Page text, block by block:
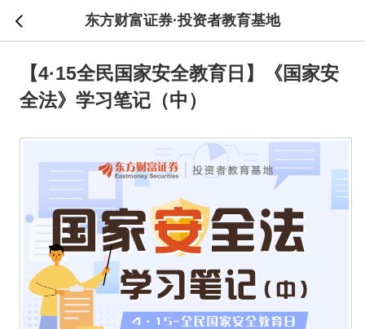
东方财富证券·投资者教育基地
【4·15全民国家安全教育日】《国家安
全法》学习笔记（中）